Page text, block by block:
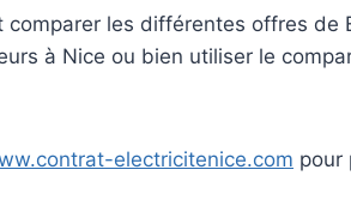
comparer les différentes offres de
à Nice ou bien utiliser le
electricitenice.com pour